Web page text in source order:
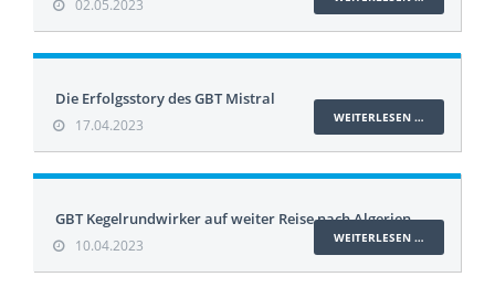
02.05.2023
Die Erfolgsstory des GBT Mistral
17.04.2023 WEITERLESEN …
GBT Kegelrundwirker auf weiter Reise nach Algerien
10.04.2023 WEITERLESEN …